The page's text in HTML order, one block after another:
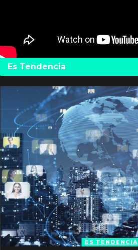
Es Tendencia
ES TENDENCIA